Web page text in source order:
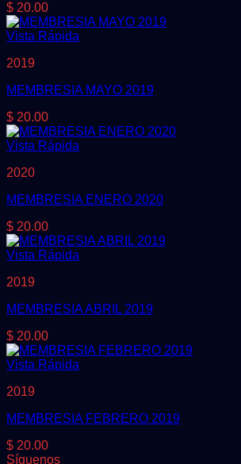
$ 20.00
Vista Rápida
2019
MEMBRESIA MAYO 2019
$ 20.00
Vista Rápida
2020
MEMBRESIA ENERO 2020
$ 20.00
Vista Rápida
2019
MEMBRESIA ABRIL 2019
$ 20.00
Vista Rápida
2019
MEMBRESIA FEBRERO 2019
$ 20.00
Síguenos